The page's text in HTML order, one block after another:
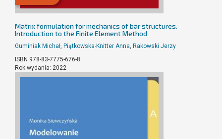
Matrix formulation for mechanics of bar structures.
Introduction to the Finite Element Method
Guminiak Michał, Piątkowska-Knitter Anna, Rakowski Jerzy
ISBN 978-83-7775-676-8
Rok wydania: 2022